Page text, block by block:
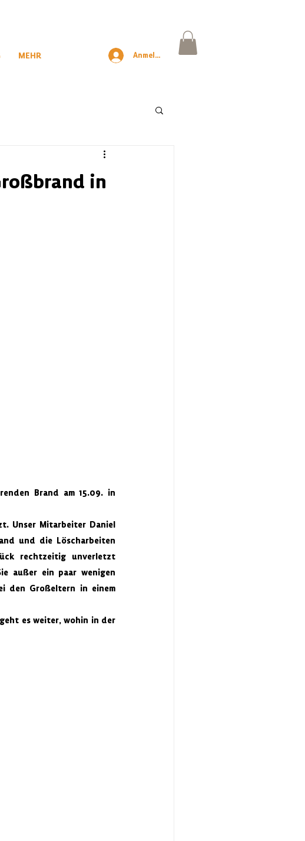
MEHR Anmelden
in
Brand am 15.09. in
Unser Mitarbeiter Daniel
und die Löscharbeiten
rechtzeitig unverletzt
außer ein paar wenigen
den Großeltern in einem
es weiter, wohin in der